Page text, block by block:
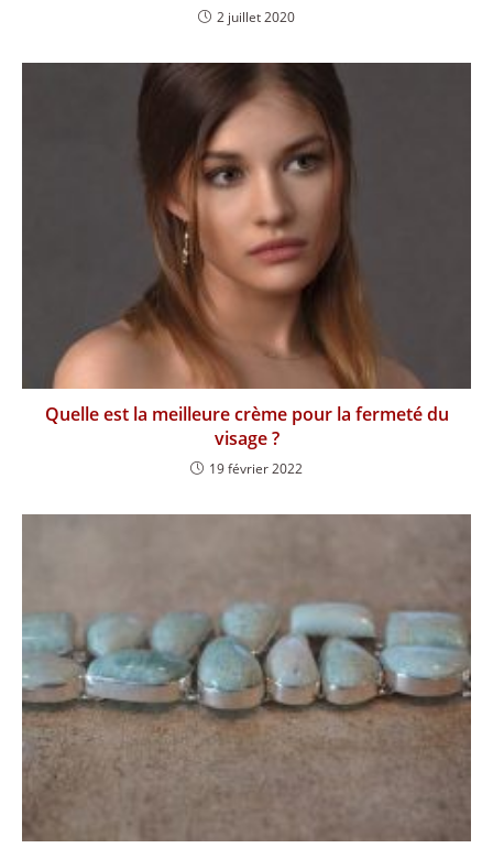
2 juillet 2020
Quelle est la meilleure crème pour la fermeté du
visage ?
19 février 2022